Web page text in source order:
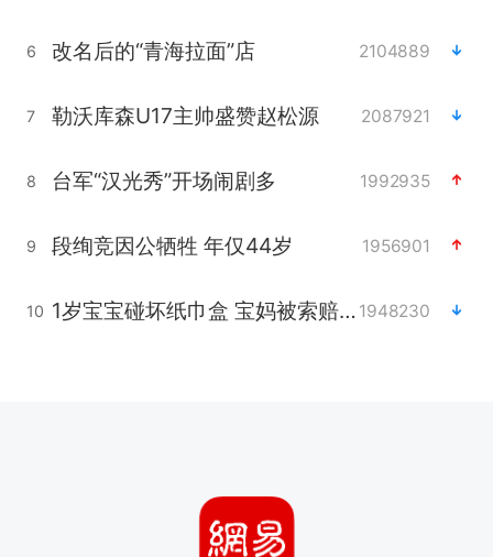
6 改名后的“青海拉面”店 2104889
7 勒沃库森U17主帅盛赞赵松源 2087921
8 台军“汉光秀”开场闹剧多 1992935
9 段绚竞因公牺牲 年仅44岁 1956901
10 1岁宝宝碰坏纸巾盒 宝妈被索赔924元 1948230